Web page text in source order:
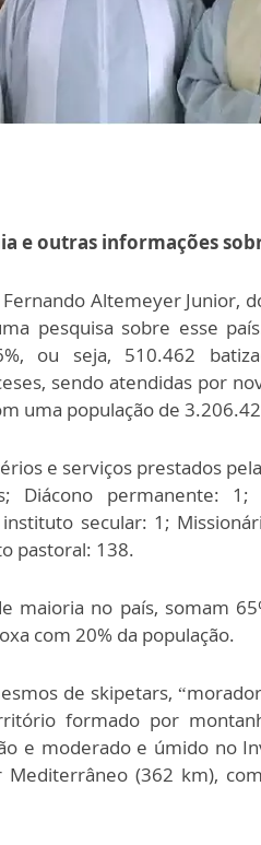
e outras informações
Altemeyer Junior,
pesquisa sobre esse
ou seja, 510.462
sendo atendidas por
uma população de
e serviços prestados
Diácono permanente: 1;
secular: 1;
pastoral: 138.
maioria no país, somam
com 20% da população.
de skipetars,
formado por
e moderado e úmido no
(362 km),